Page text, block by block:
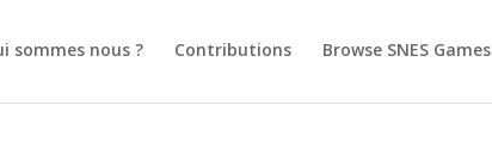
sommes nous ? Contributions Browse SNES Games